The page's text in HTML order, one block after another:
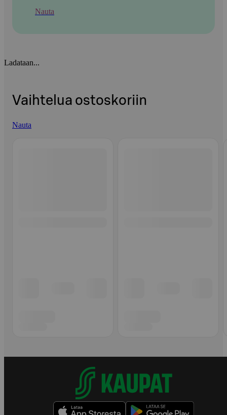
Nauta
Ladataan...
Vaihtelua ostoskoriin
Nauta